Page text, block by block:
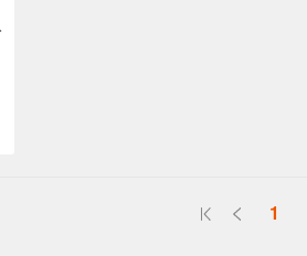
1